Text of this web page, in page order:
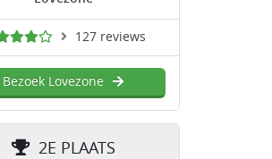
127 reviews
Bezoek Lovezone
2E PLAATS